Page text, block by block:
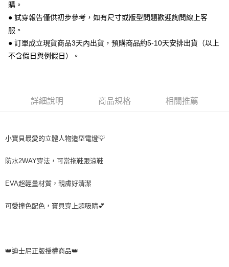
１．簡單：不需註冊會員、不需綁卡、不需儲值。
２．便利：只要手機號碼，簡訊認證，即可結帳。
３．安心：先確認商品／服務後，再付款。
【「AFTEE先享後付」結帳流程】
１．於結帳方式選擇「AFTEE先享後付」後，將跳轉至「AFTEE先享後付」
※ 請注意：結帳手續完成當下不需立刻繳費，但若您需要取消訂單，請聯絡
是否繳費成功／繳費後需取消欲退款等相關疑問，請聯繫「AFTEE先享後付
【注意事項】
易，需依本服務之必要範圍內提供個人資料，並將交易相關給付款項請求債
https://aftee.tw/terms/#terms3
４．使用「AFTEE先享後付」時，將依據個別帳號之用戶狀況，依本公司即
時審查核予不同之上限額度；若仍有額度不足之情形，本公司將視審查結果
運送方式
全家 取貨付款
每筆NT$70，滿NT$999(含以上)免運費
付款後 全家取貨
每筆NT$70，滿NT$999(含以上)免運費
新竹物流宅配
購。
● 試穿報告僅供初步參考，如有尺寸或版型問題歡迎詢問線上客
服。
● 訂單成立現貨商品3天內出貨，預購商品約5-10天安排出貨（以上
不含假日與例假日）。
詳細說明 商品規格 相關推薦
小寶貝最愛的立體人物造型電燈💡
防水2WAY穿法，可當拖鞋跟涼鞋
EVA超輕量材質，親膚好清潔
可愛撞色配色，寶貝穿上超吸睛💕
👑迪士尼正版授權商品👑